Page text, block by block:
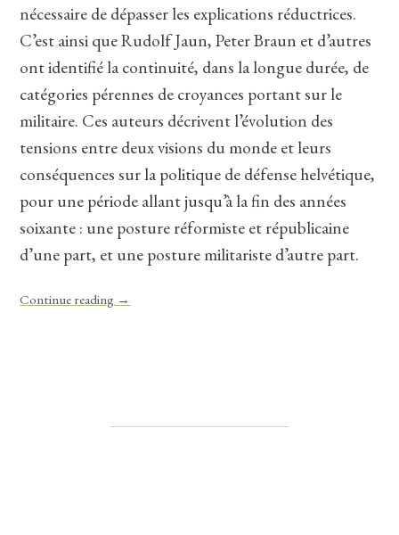
nécessaire de dépasser les explications réductrices.
C’est ainsi que Rudolf Jaun, Peter Braun et d’autres
ont identifié la continuité, dans la longue durée, de
catégories pérennes de croyances portant sur le
militaire. Ces auteurs décrivent l’évolution des
tensions entre deux visions du monde et leurs
conséquences sur la politique de défense helvétique,
pour une période allant jusqu’à la fin des années
soixante : une posture réformiste et républicaine
d’une part, et une posture militariste d’autre part.
Continue reading →